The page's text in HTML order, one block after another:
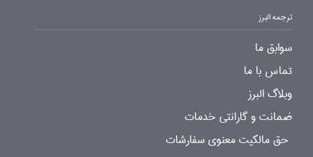
ترجمه البرز
سوابق ما
تماس با ما
وبلاگ البرز
ضمانت و گارانتی خدمات
حق مالکیت معنوی سفارشات